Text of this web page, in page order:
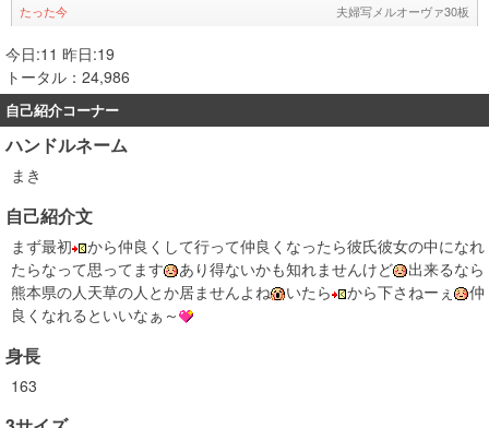
今日:11 昨日:19
トータル：24,986
自己紹介コーナー
ハンドルネーム
まき
自己紹介文
まず最初
から仲良くして行って仲良くなったら彼氏彼女の中になれ
たらなって思ってます
あり得ないかも知れませんけど
出来るなら
熊本県の人天草の人とか居ませんよね
いたら から下さねーぇ
仲
良くなれるといいなぁ～
身長
163